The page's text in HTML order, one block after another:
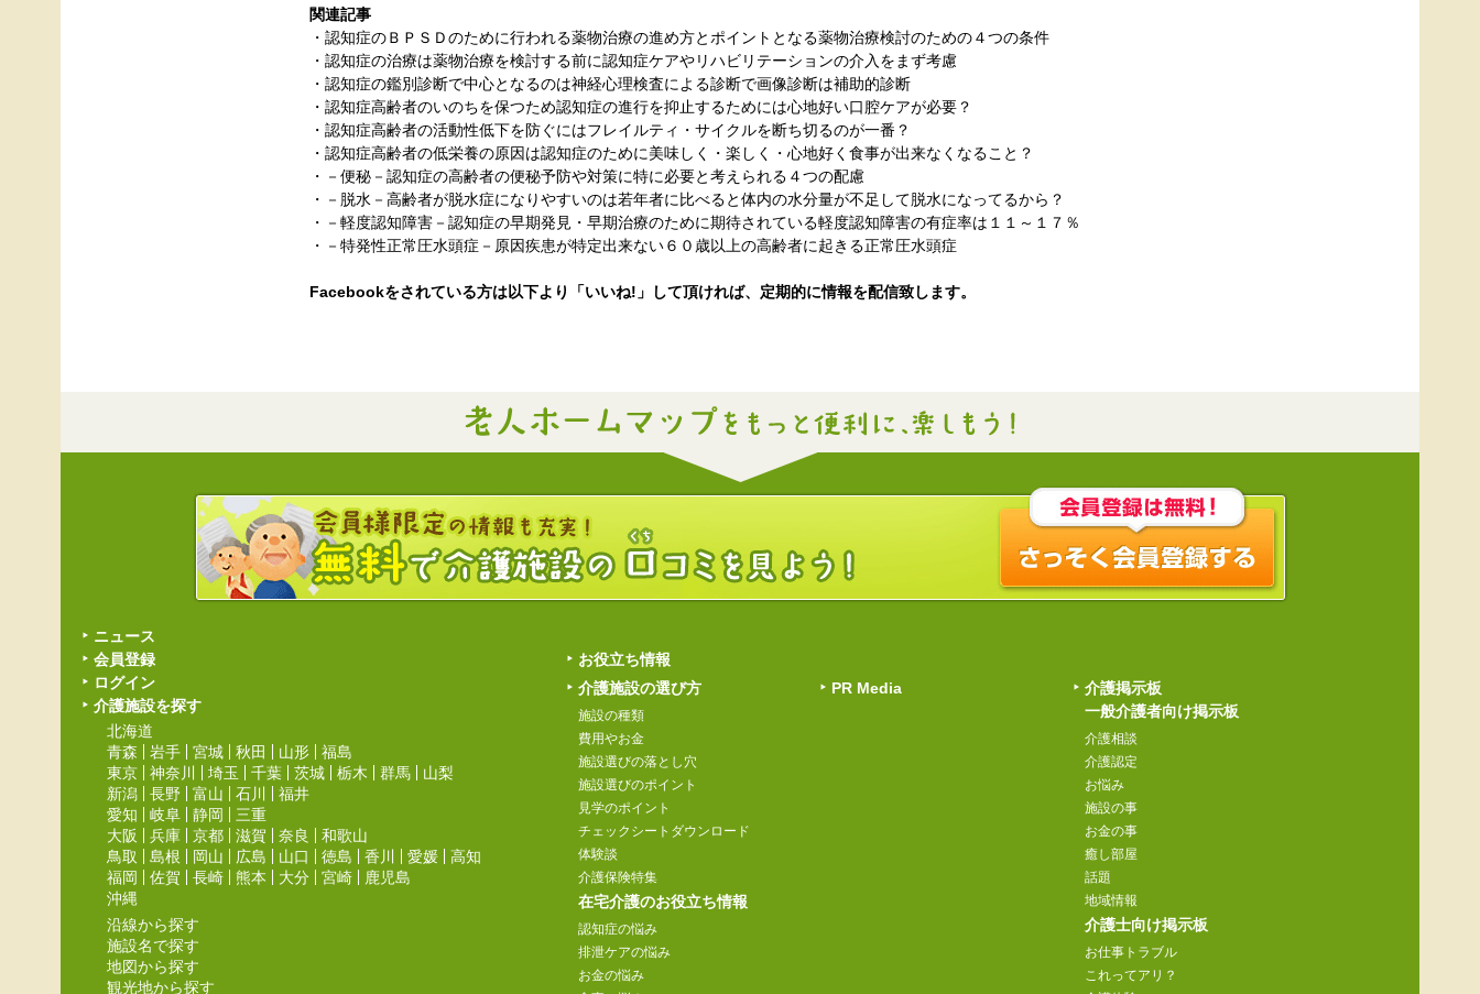
関連記事
・ 認知症のＢＰＳＤのために行われる薬物治療の進め方とポイントとなる薬物治療検討のための４つの条件
・ 認知症の治療は薬物治療を検討する前に認知症ケアやリハビリテーションの介入をまず考慮
・ 認知症の鑑別診断で中心となるのは神経心理検査による診断で画像診断は補助的診断
・ 認知症高齢者のいのちを保つため認知症の進行を抑止するためには心地好い口腔ケアが必要？
・ 認知症高齢者の活動性低下を防ぐにはフレイルティ・サイクルを断ち切るのが一番？
・ 認知症高齢者の低栄養の原因は認知症のために美味しく・楽しく・心地好く食事が出来なくなること？
・ －便秘－認知症の高齢者の便秘予防や対策に特に必要と考えられる４つの配慮
・ －脱水－高齢者が脱水症になりやすいのは若年者に比べると体内の水分量が不足して脱水になってるから？
・ －軽度認知障害－認知症の早期発見・早期治療のために期待されている軽度認知障害の有症率は１１～１７％
・ －特発性正常圧水頭症－原因疾患が特定出来ない６０歳以上の高齢者に起きる正常圧水頭症
Facebookをされている方は以下より「いいね!」して頂ければ、定期的に情報を配信致します。
ニュース
会員登録
ログイン
介護施設を探す
北海道
青森
岩手 宮城 秋田 山形
福島
東京
神奈川 埼玉 千葉 茨城 栃木 群馬
山梨
新潟
長野 富山 石川
福井
愛知
岐阜 静岡
三重
大阪
兵庫 京都 滋賀 奈良
和歌山
鳥取
島根 岡山 広島 山口 徳島 香川 愛媛
高知
福岡
佐賀 長崎 熊本 大分 宮崎
鹿児島
沖縄
沿線から探す
施設名で探す
地図から探す
観光地から探す
お役立ち情報
介護施設の選び方
施設の種類
費用やお金
施設選びの落とし穴
施設選びのポイント
見学のポイント
チェックシートダウンロード
体験談
介護保険特集
在宅介護のお役立ち情報
認知症の悩み
排泄ケアの悩み
お金の悩み
PR Media
介護掲示板
一般介護者向け掲示板
介護相談
介護認定
お悩み
施設の事
お金の事
癒し部屋
話題
地域情報
介護士向け掲示板
お仕事トラブル
これってアリ？